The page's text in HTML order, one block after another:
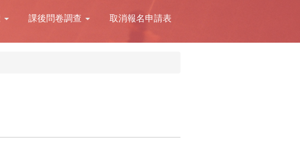
課後問卷調查 取消報名申請表